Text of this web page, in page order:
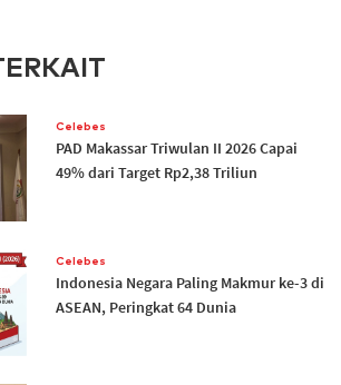
Celebes
PAD Makassar Triwulan II 2026 Capai
49% dari Target Rp2,38 Triliun
Celebes
Indonesia Negara Paling Makmur ke-3 di
ASEAN, Peringkat 64 Dunia